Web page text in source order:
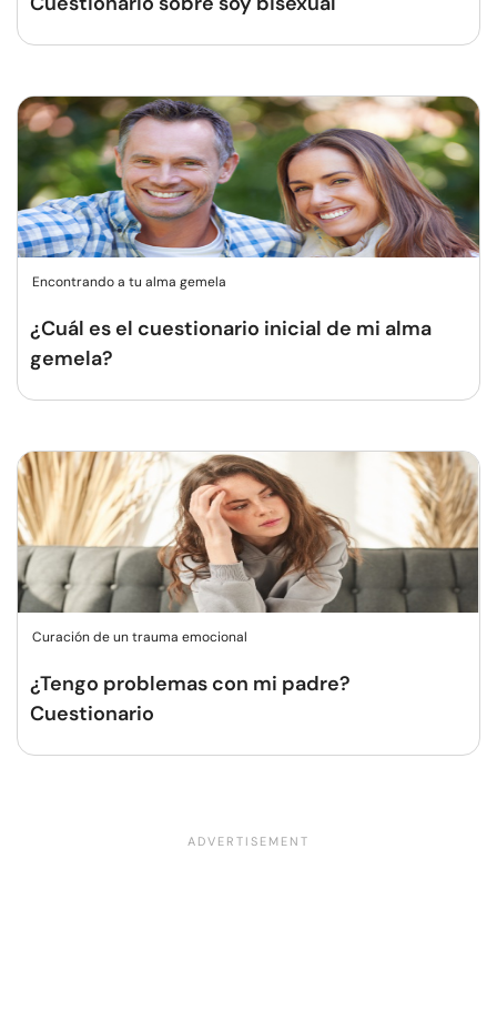
Encontrando a tu alma gemela
¿Cuál es el cuestionario inicial de mi alma
gemela?
Curación de un trauma emocional
¿Tengo problemas con mi padre?
Cuestionario